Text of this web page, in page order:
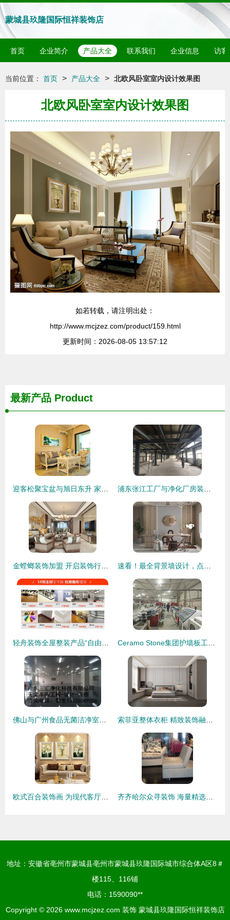
蒙城县玖隆国际恒祥装饰店
首页 企业简介 产品大全 联系我们 企业信息 访客
当前位置： 首页 > 产品大全 > 北欧风卧室室内设计效果图
北欧风卧室室内设计效果图
如若转载，请注明出处：
http://www.mcjzez.com/product/159.html
更新时间：2026-08-05 13:57:12
最新产品 Product
地址：安徽省亳州市蒙城县亳州市蒙城县玖隆国际城市综合体A区8＃
楼115、116铺
电话：1590090**
Copyright © 2026 www.mcjzez.com 装饰 蒙城县玖隆国际恒祥装饰店